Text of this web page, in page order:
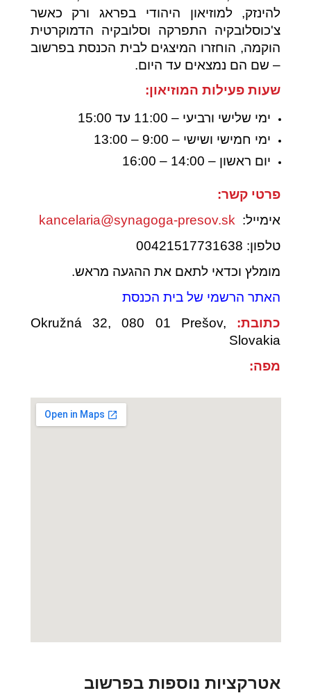
להינזק, למוזיאון היהודי בפראג ורק כאשר
צ'כוסלובקיה התפרקה וסלובקיה הדמוקרטית
הוקמה, הוחזרו המיצגים לבית הכנסת בפרשוב
– שם הם נמצאים עד היום.
שעות פעילות המוזיאון:
ימי שלישי ורביעי – 11:00 עד 15:00
ימי חמישי ושישי – 9:00 – 13:00
יום ראשון – 14:00 – 16:00
פרטי קשר:
אימייל: kancelaria@synagoga-presov.sk
טלפון: 00421517731638
מומלץ וכדאי לתאם את ההגעה מראש.
האתר הרשמי של בית הכנסת
כתובת: Okružná 32, 080 01 Prešov,
Slovakia
מפה:
אטרקציות נוספות בפרשוב